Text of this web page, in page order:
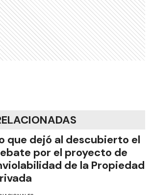
que dejó al descubierto el
por el proyecto de
de la Propiedad